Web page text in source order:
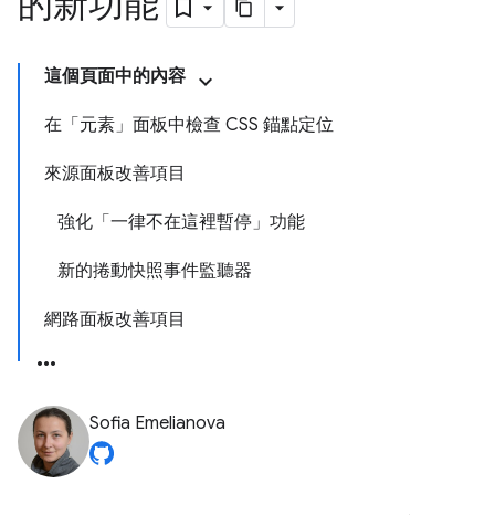
這個頁面中的內容
在「元素」面板中檢查 CSS 錨點定位
來源面板改善項目
強化「一律不在這裡暫停」功能
新的捲動快照事件監聽器
網路面板改善項目
Sofia Emelianova